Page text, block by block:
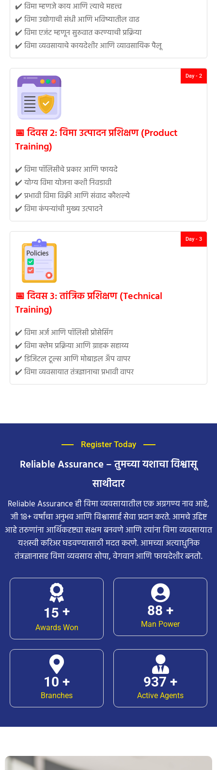
✔️ विमा म्हणजे काय आणि त्याचे महत्त्व
✔️ विमा उद्योगाची संधी आणि भविष्यातील वाढ
✔️ विमा एजंट म्हणून सुरुवात करण्याची प्रक्रिया
✔️ विमा व्यवसायाचे कायदेशीर आणि व्यावसायिक पैलू
📅 दिवस 2: विमा उत्पादन प्रशिक्षण (Product
Training)
✔️ विमा पॉलिसीचे प्रकार आणि फायदे
✔️ योग्य विमा योजना कशी निवडावी
✔️ प्रभावी विमा विक्री आणि संवाद कौशल्ये
✔️ विमा कंपन्यांची मुख्य उत्पादने
Day - 2
📅 दिवस 3: तांत्रिक प्रशिक्षण (Technical
Training)
✔️ विमा अर्ज आणि पॉलिसी प्रोसेसिंग
✔️ विमा क्लेम प्रक्रिया आणि ग्राहक सहाय्य
✔️ डिजिटल टूल्स आणि मोबाइल अँप वापर
✔️ विमा व्यवसायात तंत्रज्ञानाचा प्रभावी वापर
Day - 3
Register Today
Reliable Assurance – तुमच्या यशाचा विश्वासू
साथीदार
Reliable Assurance ही विमा व्यवसायातील एक अग्रगण्य नाव आहे,
जी 18+ वर्षांचा अनुभव आणि विश्वासार्ह सेवा प्रदान करते. आमचे उद्दिष्ट
आहे तरुणांना आर्थिकदृष्ट्या सक्षम बनवणे आणि त्यांना विमा व्यवसायात
यशस्वी करिअर घडवण्यासाठी मदत करणे. आमच्या अत्याधुनिक
तंत्रज्ञानासह विमा व्यवसाय सोपा, वेगवान आणि फायदेशीर बनतो.
15 +
Awards Won
150+
Man Power
18 +
Branches
1,600+
Active Agents